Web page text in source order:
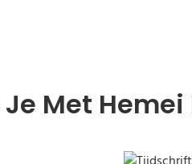
Met